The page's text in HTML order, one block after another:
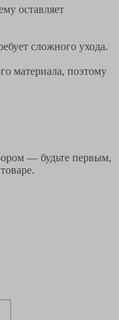
оставляет
сложного ухода.
материала, поэтому
— будьте первым,